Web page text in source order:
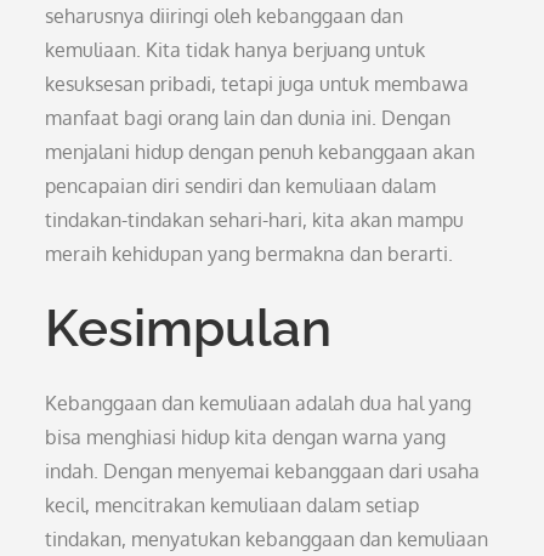
seharusnya diiringi oleh kebanggaan dan
kemuliaan. Kita tidak hanya berjuang untuk
kesuksesan pribadi, tetapi juga untuk membawa
manfaat bagi orang lain dan dunia ini. Dengan
menjalani hidup dengan penuh kebanggaan akan
pencapaian diri sendiri dan kemuliaan dalam
tindakan-tindakan sehari-hari, kita akan mampu
meraih kehidupan yang bermakna dan berarti.
Kesimpulan
Kebanggaan dan kemuliaan adalah dua hal yang
bisa menghiasi hidup kita dengan warna yang
indah. Dengan menyemai kebanggaan dari usaha
kecil, mencitrakan kemuliaan dalam setiap
tindakan, menyatukan kebanggaan dan kemuliaan